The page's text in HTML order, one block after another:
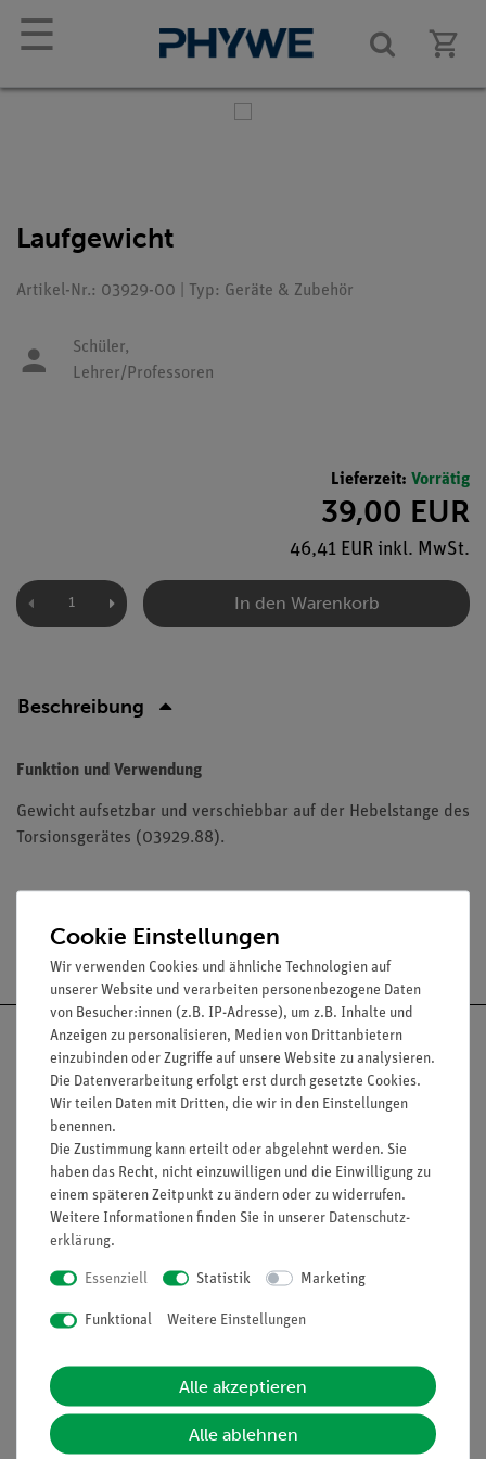
☰
Laufgewicht
Artikel-Nr.: 03929-00 | Typ: Geräte & Zubehör
Schüler,
Lehrer/Professoren
Lieferzeit: Vorrätig
39,00 EUR
46,41 EUR inkl. MwSt.
In den Warenkorb
Beschreibung
Funktion und Verwendung
Gewicht aufsetzbar und verschiebbar auf der Hebelstange des
Torsionsgerätes (03929.88).
Versandkostenfrei ab 300,- €
Nach oben
Informationen
Unternehmen
Projekte und Lösungen
Stellenangebote
Kontakt
Hinweisgeberschutz
Service
Übersicht Service
Einräumservice
Inbetriebnahme & Schulungen
Cookie Einstellungen
Wir verwenden Cookies und ähnliche Technologien auf
unserer Website und verarbeiten personenbezogene Daten
von Besucher:innen (z.B. IP-Adresse), um z.B. Inhalte und
Anzeigen zu personalisieren, Medien von Drittanbietern
einzubinden oder Zugriffe auf unsere Website zu analysieren.
Die Datenverarbeitung erfolgt erst durch gesetzte Cookies.
Wir teilen Daten mit Dritten, die wir in den Einstellungen
benennen.
Die Zustimmung kann erteilt oder abgelehnt werden. Sie
haben das Recht, nicht einzuwilligen und die Einwilligung zu
einem späteren Zeitpunkt zu ändern oder zu widerrufen.
Weitere Informationen finden Sie in unserer Daten­schutz­
erklärung.
Essenziell Statistik Marketing
Funktional Weitere Einstellungen
Alle akzeptieren
Alle ablehnen